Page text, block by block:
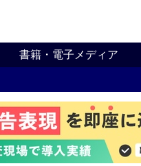
書籍・電子メディア